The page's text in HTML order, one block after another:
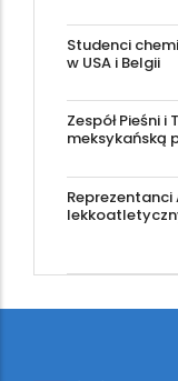
Studenci
w USA i Belgii
Zespół Pieśni i
meksykańską
Reprezentanci